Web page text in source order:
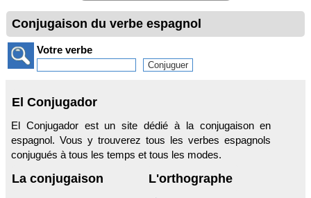
Conjugaison du verbe espagnol
Votre verbe
El Conjugador
El Conjugador est un site dédié à la conjugaison en
espagnol. Vous y trouverez tous les verbes espagnols
conjugués à tous les temps et tous les modes.
La conjugaison L'orthographe